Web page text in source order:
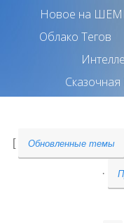
Новое на
Облако Тегов
[ Обновленные темы
·